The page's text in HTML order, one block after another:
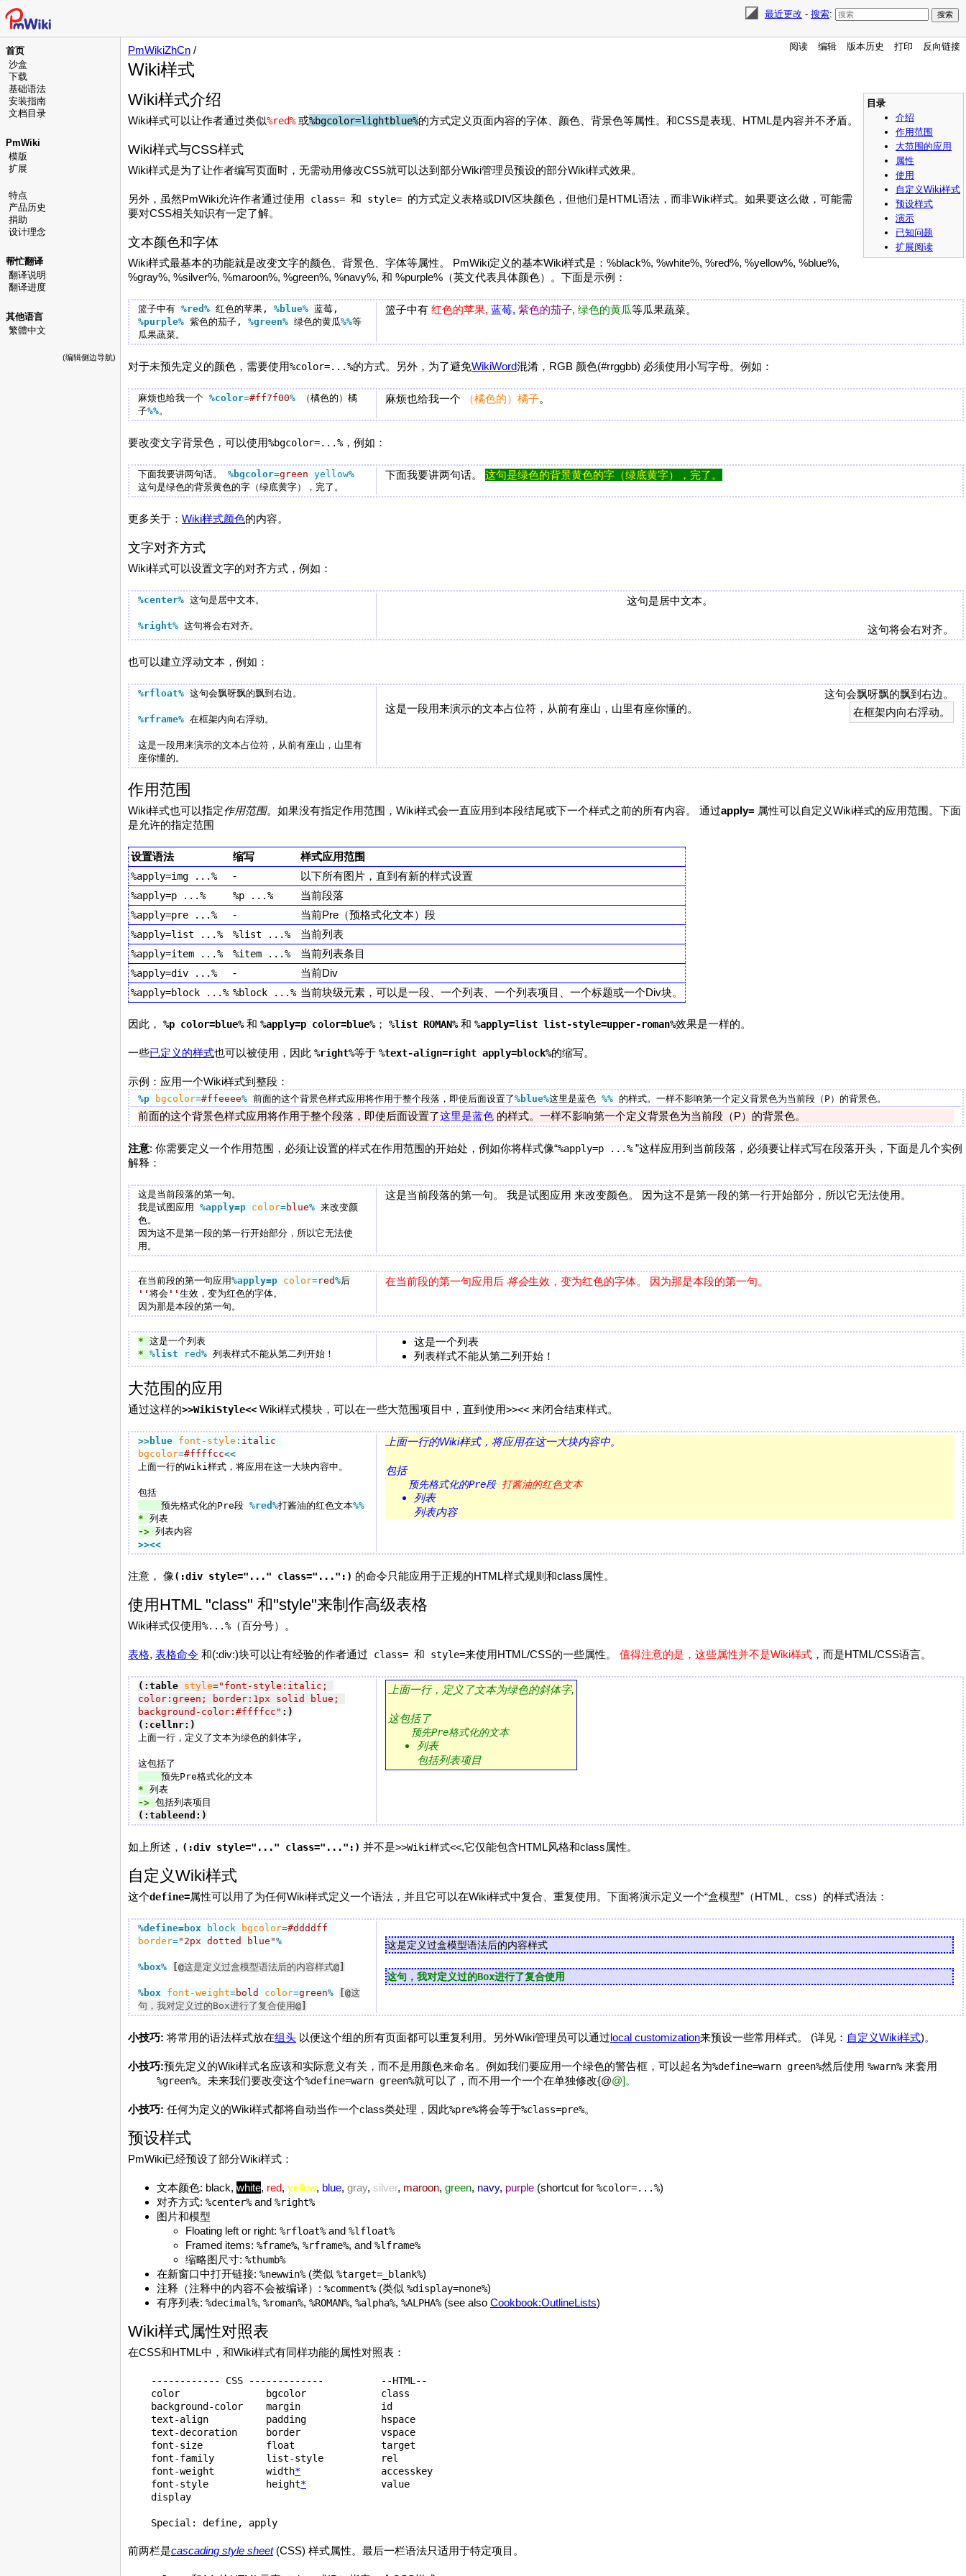
最近更改 - 搜索:
首页
沙盒
下载
基础语法
安装指南
文档目录
PmWiki
模版
扩展
特点
产品历史
捐助
设计理念
帮忙翻译
翻译说明
翻译进度
其他语言
繁體中文
(编辑侧边导航)
阅读 编辑 版本历史 打印 反向链接
PmWikiZhCn /
Wiki样式
目录
介绍
作用范围
大范围的应用
属性
使用
自定义Wiki样式
预设样式
演示
已知问题
扩展阅读
Wiki样式介绍
Wiki样式可以让作者通过类似%red%或%bgcolor=lightblue%的方式定义页面内容的字体、颜色、背景色等属性。和CSS是表现、HTML是内容并不矛盾。
Wiki样式与CSS样式
Wiki样式是为了让作者编写页面时，无需动用修改CSS就可以达到部分Wiki管理员预设的部分Wiki样式效果。
另外，虽然PmWiki允许作者通过使用 class= 和 style= 的方式定义表格或DIV区块颜色，但他们是HTML语法，而非Wiki样式。如果要这么做，可能需
要对CSS相关知识有一定了解。
文本颜色和字体
Wiki样式最基本的功能就是改变文字的颜色、背景色、字体等属性。 PmWiki定义的基本Wiki样式是：%black%, %white%, %red%, %yellow%, %blue%,
%gray%, %silver%, %maroon%, %green%, %navy%, 和 %purple%（英文代表具体颜色）。下面是示例：
篮子中有 %red % 红色的苹果, %blue%
%purple% 紫色的茄子, %green% 绿色的黄瓜%%等
篮子中有 红色的苹果, 蓝莓, 紫色的茄子, 绿色的黄瓜等瓜果蔬菜。
对于未预先定义的颜色，需要使用%color=...%的方式。另外，为了避免WikiWord混淆，RGB 颜色(#rrggbb) 必须使用小写字母。例如：
麻烦也给我一个 %color=#ff7f00% （橘色的）橘
子%%
麻烦也给我一个 （橘色的）橘子。
要改变文字背景色，可以使用%bgcolor=...%，例如：
下面我要讲两句话。 %bgcolor=green yellow%
下面我要讲两句话。 这句是绿色的背景黄色的字（绿底黄字），完了。
更多关于： Wiki样式颜色的内容。
文字对齐方式
Wiki样式可以设置文字的对齐方式，例如：
%center% 这句是居中文本。
%right%
这句是居中文本。
这句将会右对齐。
也可以建立浮动文本，例如：
%rfloat% 这句会飘呀飘的飘到右边。
%rframe% 在框架内向右浮动。
这是一段用来演示的文本占位符，从前有座山，山里有
这句会飘呀飘的飘到右边。
在框架内向右浮动。
这是一段用来演示的文本占位符，从前有座山，山里有座你懂的。
作用范围
Wiki样式也可以指定作用范围。如果没有指定作用范围，Wiki样式会一直应用到本段结尾或下一个样式之前的所有内容。 通过apply= 属性可以自定义Wiki样式的应用范围。下面
是允许的指定范围
设置语法 缩写 样式应用范围
%apply=img ...% - 以下所有图片，直到有新的样式设置
%apply=p ...% %p ...% 当前段落
%apply=pre ...% - 当前Pre（预格式化文本）段
%apply=list ...% %list ...% 当前列表
%apply=item ...% %item ...% 当前列表条目
%apply=div ...% - 当前Div
%apply=block ...% %block ...% 当前块级元素，可以是一段、一个列表、一个列表项目、一个标题或一个Div块。
因此， %p color=blue%和 %apply=p color=blue%； %list ROMAN%和 %apply=list list-style=upper-roman%效果是一样的。
一些已定义的样式也可以被使用，因此 %right%等于 %text-align=right apply=block%的缩写。
示例：应用一个Wiki样式到整段：
%p bgcolor=#ffeeee% 前面的这个背景色样式应用将作用于整个段落，即使后面设置了%blue%这里是蓝色 %%
前面的这个背景色样式应用将作用于整个段落，即使后面设置了这里是蓝色 的样式。一样不影响第一个定义背景色为当前段（P）的背景色。
注意: 你需要定义一个作用范围，必须让设置的样式在作用范围的开始处，例如你将样式像“%apply=p ...%”这样应用到当前段落，必须要让样式写在段落开头，下面是几个实例
解释：
这是当前段落的第一句。
我是试图应用 %apply=p color=blue% 来改变颜
色。
因为这不是第一段的第一行开始部分，所以它无法使
这是当前段落的第一句。 我是试图应用 来改变颜色。 因为这不是第一段的第一行开始部分，所以它无法使用。
在当前段的第一句应用%apply=p color=red%
'' 将会 '' 生效，变为红色的字体。
在当前段的第一句应用后 将会生效，变为红色的字体。 因为那是本段的第一句。
*
* %list red%
这是一个列表
列表样式不能从第二列开始！
大范围的应用
通过这样的>>WikiStyle<< Wiki样式模块，可以在一些大范围项目中，直到使用>><< 来闭合结束样式。
>>blue font-style : italic
bgcolor=#ffffcc<<
上面一行的Wiki样式，将应用在这一大块内容中。
预先格式化的Pre段 %red %打酱油的红色文本%%
*
->
>><<
上面一行的Wiki样式，将应用在这一大块内容中。
包括
    预先格式化的Pre段
打酱油的红色文本
列表
列表内容
注意， 像(:div style="..." class="...":) 的命令只能应用于正规的HTML样式规则和class属性。
使用HTML "class" 和"style"来制作高级表格
Wiki样式仅使用%...%（百分号）。
表格, 表格命令 和(:div:)块可以让有经验的作者通过 class= 和 style=来使用HTML/CSS的一些属性。 值得注意的是，这些属性并不是Wiki样式 ，而是HTML/CSS语言。
(:table style="font-style:italic;
color:green; border:1px solid blue;
background-color:#ffffcc" :)
(:cellnr:)
上面一行，定义了文本为绿色的斜体字,
*
->
(:tableend:)
上面一行，定义了文本为绿色的斜体字,
这包括了
列表
包括列表项目
如上所述， (:div style="..." class="...":) 并不是>>Wiki样式<<,它仅能包含HTML风格和class属性。
自定义Wiki样式
这个define=属性可以用了为任何Wiki样式定义一个语法，并且它可以在Wiki样式中复合、重复使用。下面将演示定义一个“盒模型”（HTML、css）的样式语法：
%define=box block bgcolor=#ddddff
border="2px dotted blue"%
%box% [@这是定义过盒模型语法后的内容样式@]
%box font-weight=bold color=green% [@这
句，我对定义过的Box进行了复合使用@]
这是定义过盒模型语法后的内容样式
这句，我对定义过的Box进行了复合使用
小技巧: 将常用的语法样式放在组头 以便这个组的所有页面都可以重复利用。另外Wiki管理员可以通过local customization来预设一些常用样式。 (详见： 自定义Wiki样式)。
小技巧:预先定义的Wiki样式名应该和实际意义有关，而不是用颜色来命名。例如我们要应用一个绿色的警告框，可以起名为%define=warn green%然后使用 %warn%来套用
%green%。未来我们要改变这个%define=warn green%就可以了，而不用一个一个在单独修改{@@]。
小技巧: 任何为定义的Wiki样式都将自动当作一个class类处理，因此%pre%将会等于%class=pre%。
预设样式
PmWiki已经预设了部分Wiki样式：
文本颜色: black, white, red, yellow, blue, gray, silver, maroon, green, navy, purple (shortcut for %color=...%)
对齐方式: %center%and %right%
图片和模型
Floating left or right: %rfloat%and %lfloat%
Framed items: %frame%, %rframe%, and %lframe%
缩略图尺寸: %thumb%
在新窗口中打开链接: %newwin%(类似 %target=_blank%)
注释（注释中的内容不会被编译）: %comment%(类似 %display=none%)
有序列表: %decimal%, %roman%, %ROMAN%, %alpha%, %ALPHA%(see also Cookbook:OutlineLists)
Wiki样式属性对照表
在CSS和HTML中，和Wiki样式有同样功能的属性对照表：
    ------------ CSS -------------          --HTML--
    color               bgcolor             class
    background-color    margin              id
    text-align          padding             hspace
    text-decoration     border              vspace
    font-size           float               target
    font-family         list-style          rel
    font-weight         width
*
              accesskey
    font-style          height
*
             value
    display
前两栏是cascading style sheet(CSS) 样式属性。最后一栏语法只适用于特定项目。